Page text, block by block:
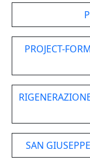
PROJECT-
SAN